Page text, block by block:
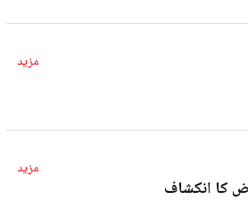
مزید
مزید